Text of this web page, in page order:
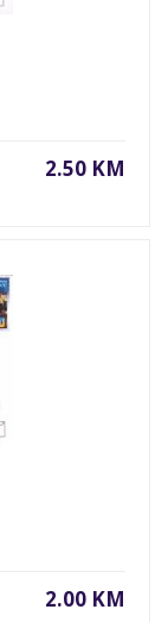
2.50 KM
2.00 KM